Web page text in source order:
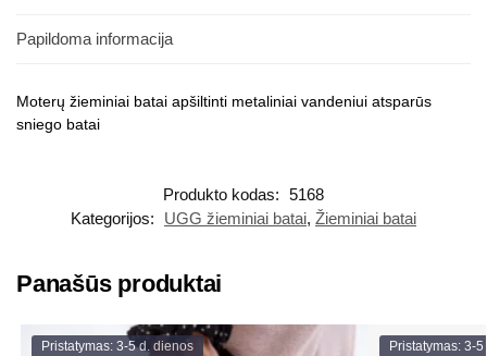
Papildoma informacija
Moterų žieminiai batai apšiltinti metaliniai vandeniui atsparūs
sniego batai
Produkto kodas: 5168
Kategorijos:
UGG žieminiai batai, Žieminiai batai
Panašūs produktai
Pristatymas: 3-5 d. dienos Pristatymas: 3-